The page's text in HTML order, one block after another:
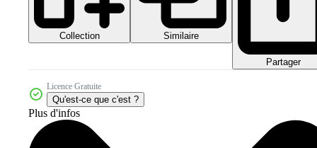
Collection Similaire
Partager
Licence Gratuite
Qu'est-ce que c'est ?
Plus d'infos